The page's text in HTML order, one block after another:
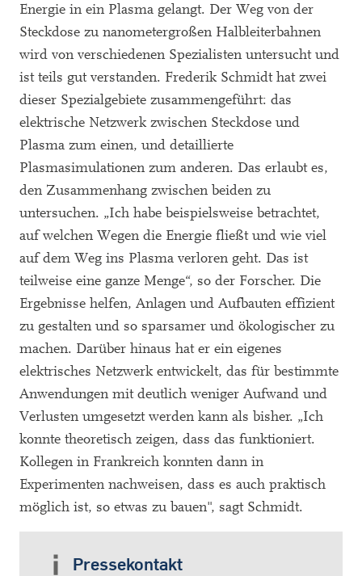
Energie in ein Plasma gelangt. Der Weg von der
Steckdose zu nanometergroßen Halbleiterbahnen
wird von verschiedenen Spezialisten untersucht und
ist teils gut verstanden. Frederik Schmidt hat zwei
dieser Spezialgebiete zusammengeführt: das
elektrische Netzwerk zwischen Steckdose und
Plasma zum einen, und detaillierte
Plasmasimulationen zum anderen. Das erlaubt es,
den Zusammenhang zwischen beiden zu
untersuchen. „Ich habe beispielsweise betrachtet,
auf welchen Wegen die Energie fließt und wie viel
auf dem Weg ins Plasma verloren geht. Das ist
teilweise eine ganze Menge“, so der Forscher. Die
Ergebnisse helfen, Anlagen und Aufbauten effizient
zu gestalten und so sparsamer und ökologischer zu
machen. Darüber hinaus hat er ein eigenes
elektrisches Netzwerk entwickelt, das für bestimmte
Anwendungen mit deutlich weniger Aufwand und
Verlusten umgesetzt werden kann als bisher. „Ich
konnte theoretisch zeigen, dass das funktioniert.
Kollegen in Frankreich konnten dann in
Experimenten nachweisen, dass es auch praktisch
möglich ist, so etwas zu bauen", sagt Schmidt.
Pressekontakt